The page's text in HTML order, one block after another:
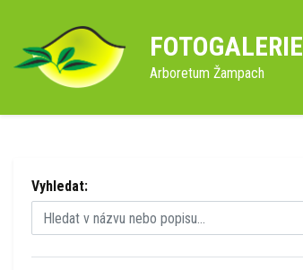
FOTOGALERIE
Arboretum Žampach
Vyhledat: